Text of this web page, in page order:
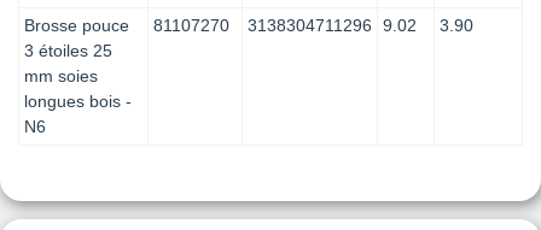
Brosse pouce
3 étoiles 25
mm soies
longues bois -
N6
81107270 3138304711296 9.02 3.90